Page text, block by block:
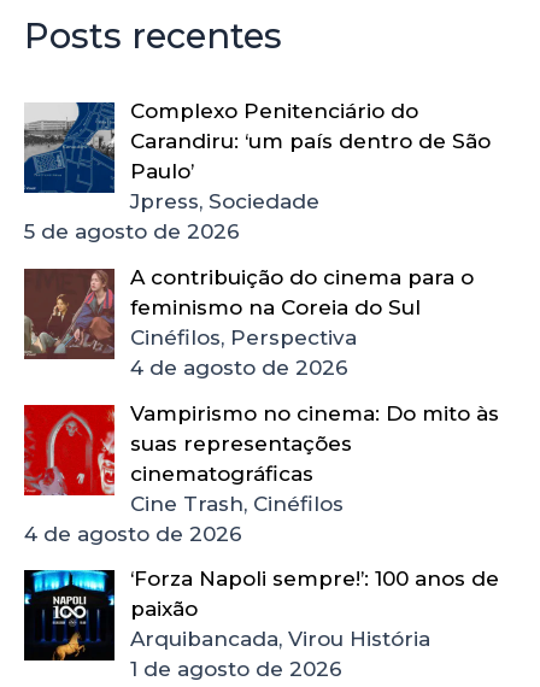
Posts recentes
Complexo Penitenciário do
Carandiru: ‘um país dentro de São
Paulo’
Jpress, Sociedade
5 de agosto de 2026
A contribuição do cinema para o
feminismo na Coreia do Sul
Cinéfilos, Perspectiva
4 de agosto de 2026
Vampirismo no cinema: Do mito às
suas representações
cinematográficas
Cine Trash, Cinéfilos
4 de agosto de 2026
‘Forza Napoli sempre!’: 100 anos de
paixão
Arquibancada, Virou História
1 de agosto de 2026